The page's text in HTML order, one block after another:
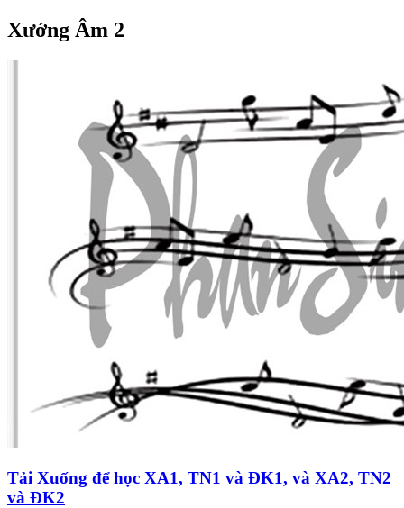
Xướng Âm 2
Tải Xuống để học XA1, TN1 và ĐK1, và XA2, TN2
và ĐK2